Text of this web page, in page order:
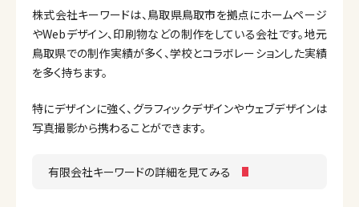
株式会社キーワードは、鳥取県鳥取市を拠点にホームページ
やWebデザイン、印刷物などの制作をしている会社です。地元
鳥取県での制作実績が多く、学校とコラボレーションした実績
を多く持ちます。
特にデザインに強く、グラフィックデザインやウェブデザインは
写真撮影から携わることができます。
有限会社キーワードの詳細を見てみる